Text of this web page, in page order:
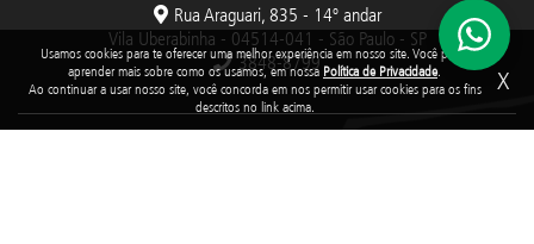
Usamos cookies para te oferecer uma melhor experiência em nosso site. Você pode
aprender mais sobre como os usamos, em nossa Política de Privacidade.
Ao continuar a usar nosso site, você concorda em nos permitir usar cookies para os fins
descritos no link acima.
X
Rua Araguari, 835 - 14º andar
Vila Uberabinha - 04514-041 - São Paulo - SP
3848-8799